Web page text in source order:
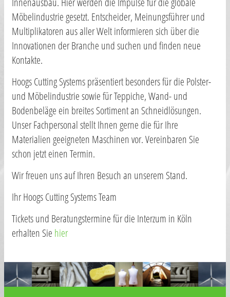
Möbelindustrie gesetzt. Entscheider, Meinungsführer und
Multiplikatoren aus aller Welt informieren sich über die
Innovationen der Branche und suchen und finden neue
Kontakte.
Hoogs Cutting Systems präsentiert besonders für die Polster-
und Möbelindustrie sowie für Teppiche, Wand- und
Bodenbeläge ein breites Sortiment an Schneidlösungen.
Unser Fachpersonal stellt Ihnen gerne die für Ihre
Materialien geeigneten Maschinen vor. Vereinbaren Sie
schon jetzt einen Termin.
Wir freuen uns auf Ihren Besuch an unserem Stand.
Ihr Hoogs Cutting Systems Team
Tickets und Beratungstermine für die Interzum in Köln
erhalten Sie hier